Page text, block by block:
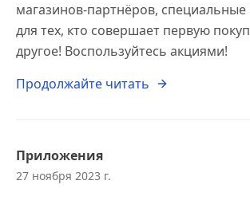
магазинов-партнёров,
для тех, кто совершает первую
другое! Воспользуйтесь акциями!
Продолжайте читать
Приложения
27 ноября 2023 г.